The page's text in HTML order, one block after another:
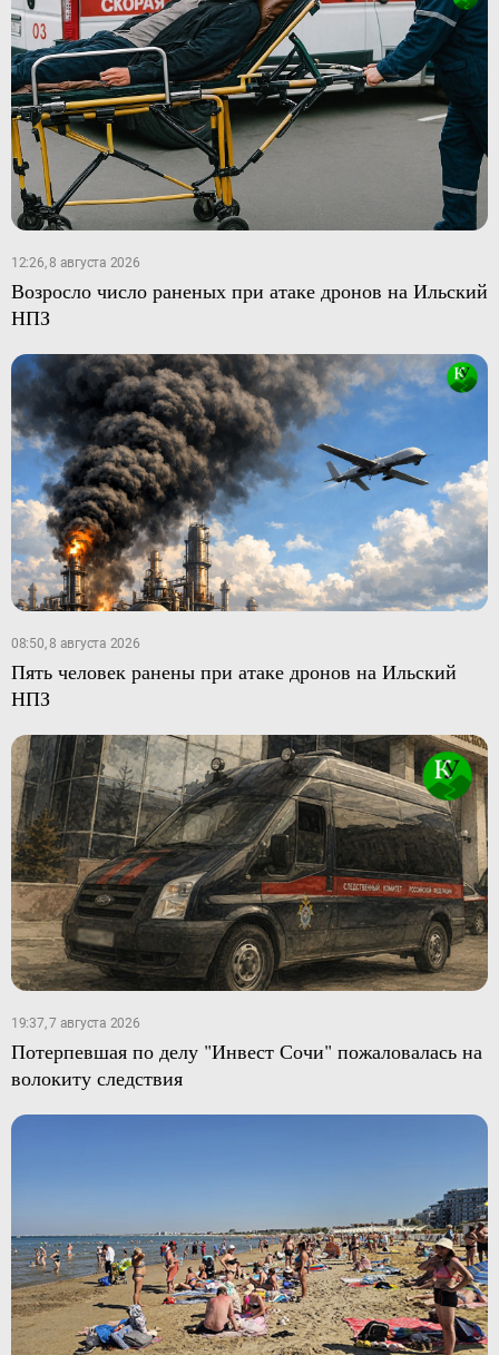
12:26, 8 августа 2026
Возросло число раненых при атаке дронов на Ильский
НПЗ
08:50, 8 августа 2026
Пять человек ранены при атаке дронов на Ильский
НПЗ
19:37, 7 августа 2026
Потерпевшая по делу "Инвест Сочи" пожаловалась на
волокиту следствия